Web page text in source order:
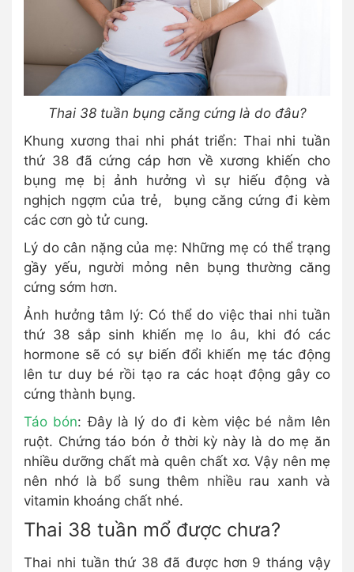
Thai 38 tuần bụng căng cứng là do đâu?
Khung xương thai nhi phát triển: Thai nhi tuần
thứ 38 đã cứng cáp hơn về xương khiến cho
bụng mẹ bị ảnh hưởng vì sự hiếu động và
nghịch ngợm của trẻ, bụng căng cứng đi kèm
các cơn gò tử cung.
Lý do cân nặng của mẹ: Những mẹ có thể trạng
gầy yếu, người mỏng nên bụng thường căng
cứng sớm hơn.
Ảnh hưởng tâm lý: Có thể do việc thai nhi tuần
thứ 38 sắp sinh khiến mẹ lo âu, khi đó các
hormone sẽ có sự biến đổi khiến mẹ tác động
lên tư duy bé rồi tạo ra các hoạt động gây co
cứng thành bụng.
Táo bón: Đây là lý do đi kèm việc bé nằm lên
ruột. Chứng táo bón ở thời kỳ này là do mẹ ăn
nhiều dưỡng chất mà quên chất xơ. Vậy nên mẹ
nên nhớ là bổ sung thêm nhiều rau xanh và
vitamin khoáng chất nhé.
Thai 38 tuần mổ được chưa?
Thai nhi tuần thứ 38 đã được hơn 9 tháng vậy